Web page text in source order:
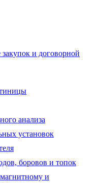
и договорной
анализа
установок
боровов и топок
и